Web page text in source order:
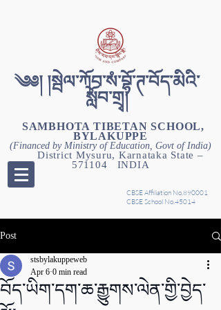
༄༅། །སྦེལ་ཀོབ་སཾ་བྷོ་ཊ་བོད་མིའི་
སློབ་གྲྭ།
SAMBHOTA TIBETAN SCHOOL,
BYLAKUPPE
(Financed by Ministry of Education, Govt of India)
District Mysuru, Karnataka State –
571104 INDIA
CBSE Affiliation No.890001
CBSE School No.45014
Post
བོད་ཡིག་དག་ཆ་རྒྱུགས་ལེན་གྱི་བྱེད་
stsbylakuppeweb
Apr 6 0 min read